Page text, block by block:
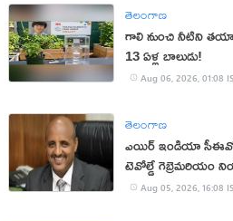
తెలంగాణ
గాలి నుంచి నీటిని
13 ఏళ్ల బాలుడు!
Aug 06, 2026, 01:08
తెలంగాణ
ఎయిర్ ఇండియా
టెవోల్డే గెబ్రెమరియం
Aug 05, 2026, 16:08